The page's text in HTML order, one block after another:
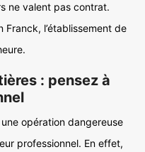
ne valent pas contrat.
l’établissement de
: pensez à
opération dangereuse
professionnel. En effet,